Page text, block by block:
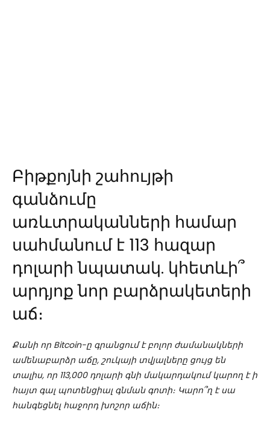
Բիթքոյնի շահույթի
գանձումը
առևտրականների համար
սահմանում է 113 հազար
դոլարի նպատակ. կհետևի՞
արդյոք նոր բարձրակետերի
աճ։
Քանի որ Bitcoin-ը գրանցում է բոլոր ժամանակների
ամենաբարձր աճը, շուկայի տվյալները ցույց են
տալիս, որ 113,000 դոլարի գնի մակարդակում կարող է ի
հայտ գալ պոտենցիալ գնման գոտի։ Կարո՞ղ է սա
հանգեցնել հաջորդ խոշոր աճին։